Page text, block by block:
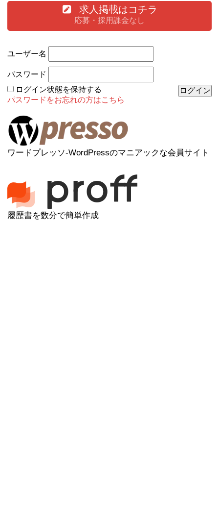
求人掲載はコチラ
応募・採用課金なし
ユーザー名
パスワード
ログイン状態を保持する
パスワードをお忘れの方はこちら
ワードプレッソ-WordPressのマニアックな会員サイト
履歴書を数分で簡単作成